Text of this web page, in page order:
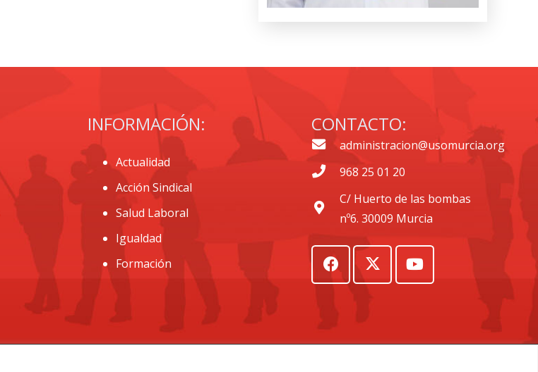
INFORMACIÓN:
Actualidad
Acción Sindical
Salud Laboral
Igualdad
Formación
CONTACTO:
administracion@usomurcia.org
968 25 01 20
C/ Huerto de las bombas
nº6. 30009 Murcia